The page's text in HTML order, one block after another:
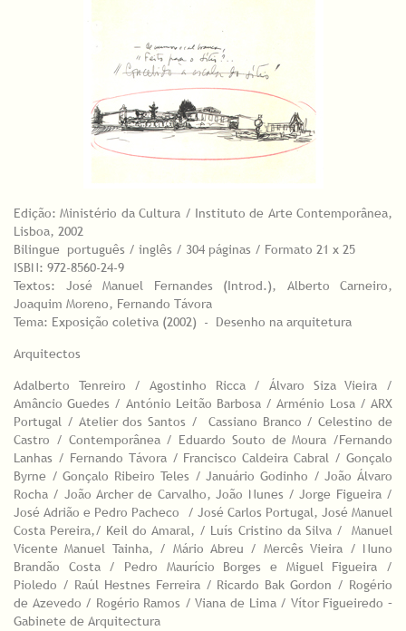
Edição: Ministério da Cultura / Instituto de Arte Contemporânea,
Lisboa, 2002
Bilingue português / inglês / 304 páginas / Formato 21 x 25
ISBN: 972-8560-24-9
Textos: José Manuel Fernandes (Introd.), Alberto Carneiro,
Joaquim Moreno, Fernando Távora
Tema: Exposição coletiva (2002) - Desenho na arquitetura
Arquitectos
Adalberto Tenreiro / Agostinho Ricca / Álvaro Siza Vieira /
Amâncio Guedes / António Leitão Barbosa / Arménio Losa / ARX
Portugal / Atelier dos Santos / Cassiano Branco / Celestino de
Castro / Contemporânea / Eduardo Souto de Moura /Fernando
Lanhas / Fernando Távora / Francisco Caldeira Cabral / Gonçalo
Byrne / Gonçalo Ribeiro Teles / Januário Godinho / João Álvaro
Rocha / João Archer de Carvalho, João Nunes / Jorge Figueira /
José Adrião e Pedro Pacheco / José Carlos Portugal, José Manuel
Costa Pereira,/ Keil do Amaral, / Luís Cristino da Silva / Manuel
Vicente Manuel Tainha, / Mário Abreu / Mercês Vieira / Nuno
Brandão Costa / Pedro Maurício Borges e Miguel Figueira /
Pioledo / Raúl Hestnes Ferreira / Ricardo Bak Gordon / Rogério
de Azevedo / Rogério Ramos / Viana de Lima / Vítor Figueiredo –
Gabinete de Arquitectura